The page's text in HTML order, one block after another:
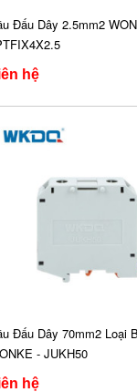
Đấu Dây 2.5mm2
hệ
Đấu Dây 70mm2 Loại
- JUKH50
hệ